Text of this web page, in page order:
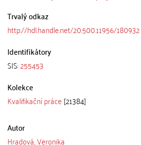
Trvalý odkaz
http://hdl.handle.net/20.500.11956/180932
Identifikátory
SIS:255453
Kolekce
Kvalifikační práce [21384]
Autor
Hradová, Veronika